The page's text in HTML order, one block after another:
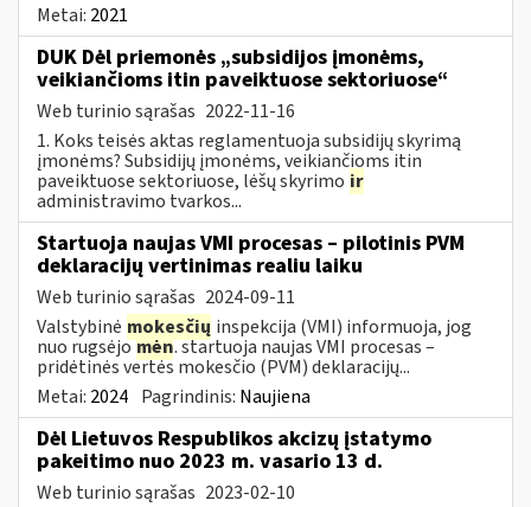
Metai: 2021
DUK Dėl priemonės „subsidijos įmonėms,
veikiančioms itin paveiktuose sektoriuose“
Web turinio sąrašas 2022-11-16
1. Koks teisės aktas reglamentuoja subsidijų skyrimą
įmonėms? Subsidijų įmonėms, veikiančioms itin
paveiktuose sektoriuose, lėšų skyrimo ir
administravimo tvarkos...
Startuoja naujas VMI procesas – pilotinis PVM
deklaracijų vertinimas realiu laiku
Web turinio sąrašas 2024-09-11
Valstybinė mokesčių inspekcija (VMI) informuoja, jog
nuo rugsėjomėn. startuoja naujas VMI procesas –
pridėtinės vertės mokesčio (PVM) deklaracijų...
Metai: 2024 Pagrindinis: Naujiena
Dėl Lietuvos Respublikos akcizų įstatymo
pakeitimo nuo 2023 m. vasario 13 d.
Web turinio sąrašas 2023-02-10